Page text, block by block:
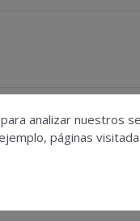
DE UN
analizar nuestros
páginas